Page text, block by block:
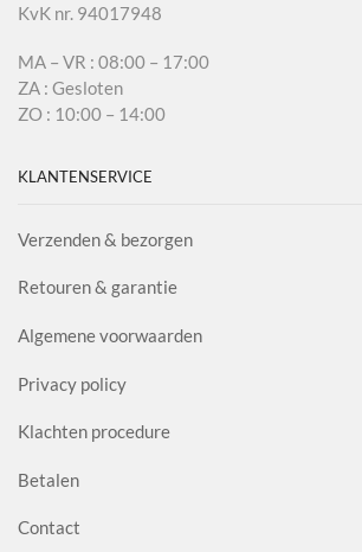
KvK nr. 94017948
MA – VR : 08:00 – 17:00
ZA : Gesloten
ZO : 10:00 – 14:00
KLANTENSERVICE
Verzenden & bezorgen
Retouren & garantie
Algemene voorwaarden
Privacy policy
Klachten procedure
Betalen
Contact